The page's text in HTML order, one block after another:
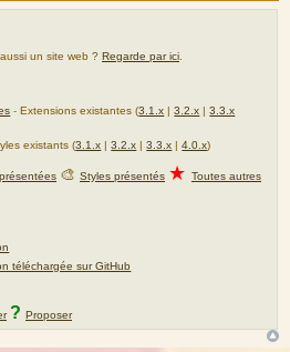
un site web ? Regarde par ici
-Extensions existantes (3.1.x |3.2.x |3.3.x
existants (3.1.x |3.2.x |3.3.x |4.0.x)
🎨 Styles présentés ★ Toutes autres
téléchargée sur GitHub
? Proposer